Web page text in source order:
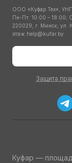
ООО «Куфар Тех»,
Пн-Пт: 10:00 – 18:00;
220029, г. Минск, ул.
этаж help@kufar.by
Защита
Куфар —